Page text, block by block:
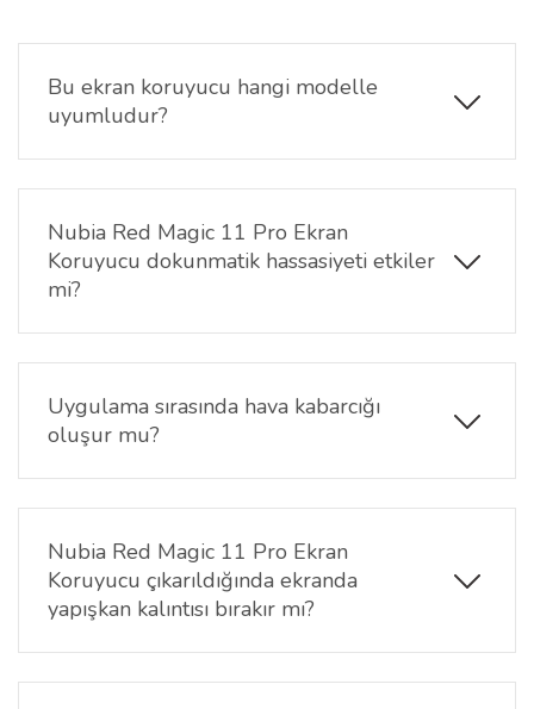
Bu ekran koruyucu hangi modelle
uyumludur?
Ürün, yalnızca Nubia Red Magic 11 Pro modelinin
6.85 inç ekranı ile tam uyumludur. Diğer Nubia veya
farklı marka modellerle uyum sağlamaz.
Nubia Red Magic 11 Pro Ekran
Koruyucu dokunmatik hassasiyeti etkiler
mi?
Hayır, Nubia Red Magic 11 Pro ekran koruyucu ultra
ince nano yapısı sayesinde dokunmatik
performansını etkilemez. Telefonunuzu ilk günkü
hassasiyetiyle kullanabilirsiniz.
Uygulama sırasında hava kabarcığı
oluşur mu?
Kabarcık önleyici özelliği sayesinde doğru uygulama
yapıldığında ekran üzerinde hava kabarcığı oluşmaz
ve yüzeye tam oturur. Temiz ve tozsuz bir yüzeyde
uygulanması önerilir.
Nubia Red Magic 11 Pro Ekran
Koruyucu çıkarıldığında ekranda
yapışkan kalıntısı bırakır mı?
Hayır, çıkarıldığında ekranda hiçbir yapışkan kalıntısı
ya da iz bırakmaz. Ekranınız temiz ve pürüzsüz kalır.